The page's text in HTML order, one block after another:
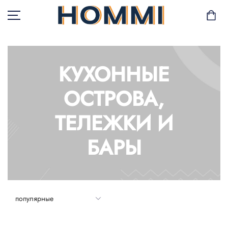
САД И БАЛКОН
ХРАНЕНИЕ И
КУХОННЫЕ
ОСТРОВА,
ТЕЛЕЖКИ И
БАРЫ